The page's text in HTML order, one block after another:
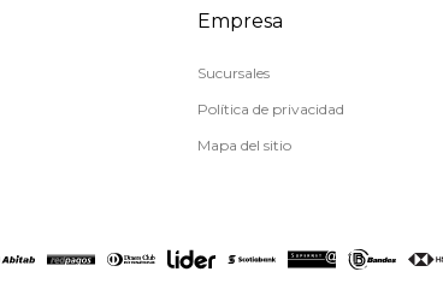
Empresa
Sucursales
Política de privacidad
Mapa del sitio